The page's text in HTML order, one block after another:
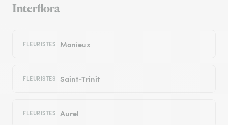
Interflora
FLEURISTES Monieux
FLEURISTES Saint-Trinit
FLEURISTES Aurel